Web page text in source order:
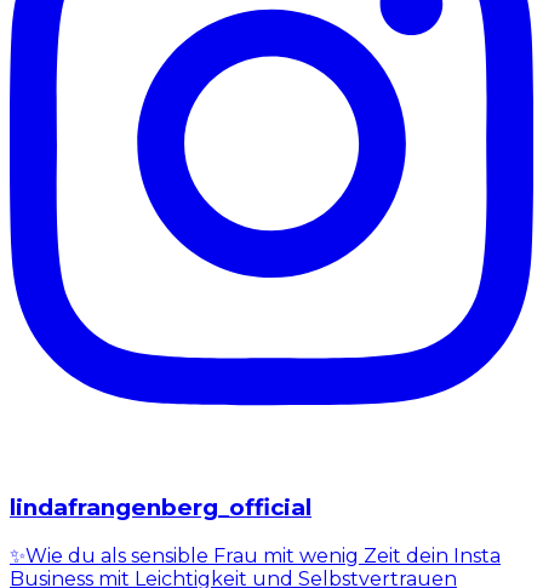
lindafrangenberg_official
✨Wie du als sensible Frau mit wenig Zeit dein Insta
Business mit Leichtigkeit und Selbstvertrauen